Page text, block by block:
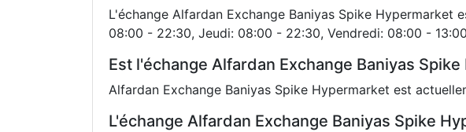
L'échange Alfardan Exchange Baniyas Spike
08:00 - 22:30, Jeudi: 08:00 - 22:30, Vendredi: 08:00 -
Est l'échange Alfardan Exchange Baniyas
Alfardan Exchange Baniyas Spike Hypermarket est
L'échange Alfardan Exchange Baniyas Spike